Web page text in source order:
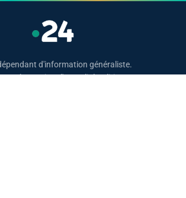
d'information généraliste.
chaque jour l'actualité politique,